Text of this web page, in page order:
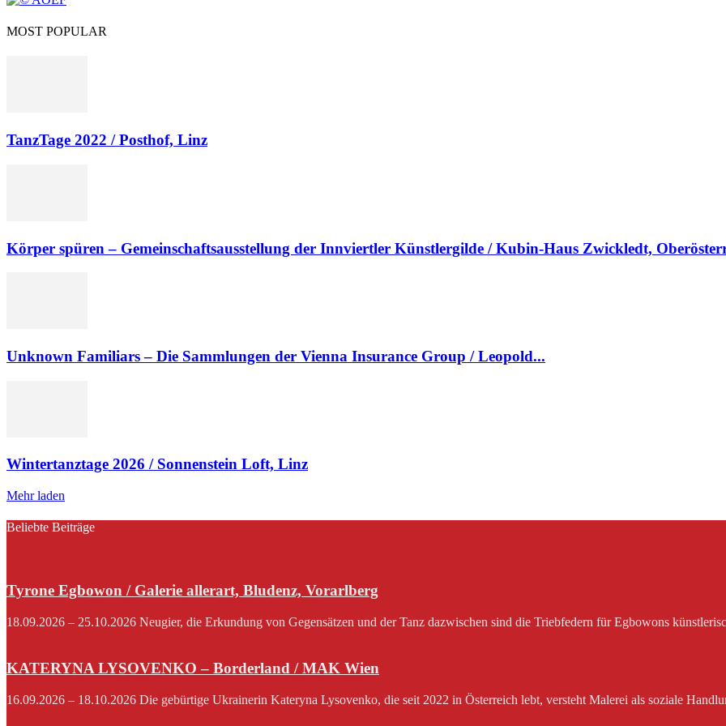
MOST POPULAR
TanzTage 2022 / Posthof, Linz
Körper spüren – Gemeinschafts­ausstellung der Innviertler Künstler­gilde / Kubin-Haus Zwickledt,
Unknown Familiars – Die Sammlungen der Vienna Insurance Group / Leopold...
Wintertanztage 2026 / Sonnenstein Loft, Linz
Mehr laden
Beliebte Beiträge
Tyrone Egbowon / Galerie allerart, Bludenz, Vorarlberg
18.09.2026 – 25.10.2026 Neugier, die Erkundung von Gegensätzen und der Tanz dazwischen sind die Triebfedern für Egbowons
KATERYNA LYSOVENKO – Borderland / MAK Wien
16.09.2026 – 18.10.2026 Die gebürtige Ukrainerin Kateryna Lysovenko, die seit 2022 in Österreich lebt, versteht Malerei als soziale